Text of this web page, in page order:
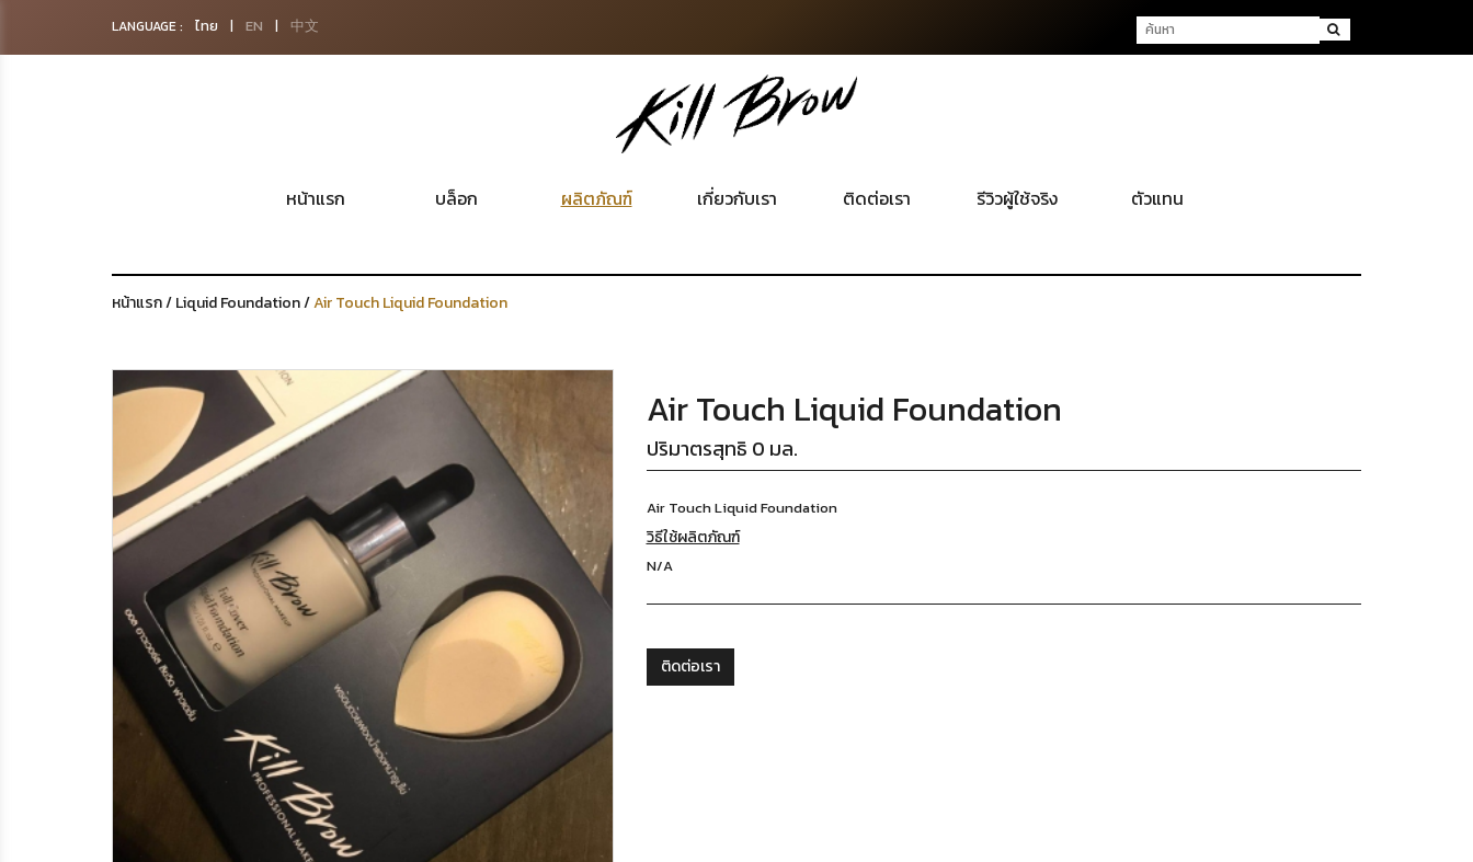
LANGUAGE : ไทย | EN | 中文
หน้าแรก บล็อก ผลิตภัณฑ์ เกี่ยวกับเรา ติดต่อเรา รีวิวผู้ใช้จริง ตัวแทน
หน้าแรก/Liquid Foundation/Air Touch Liquid Foundation
Air Touch Liquid Foundation
ปริมาตรสุทธิ 0 มล.
Air Touch Liquid Foundation
วิธีใช้ผลิตภัณฑ์
N/A
ติดต่อเรา